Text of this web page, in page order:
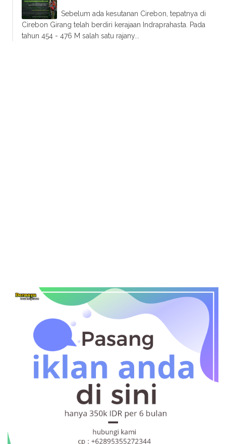
Sebelum ada kesutanan Cirebon, tepatnya di
Cirebon Girang telah berdiri kerajaan Indraprahasta. Pada
tahun 454 - 476 M salah satu rajany...